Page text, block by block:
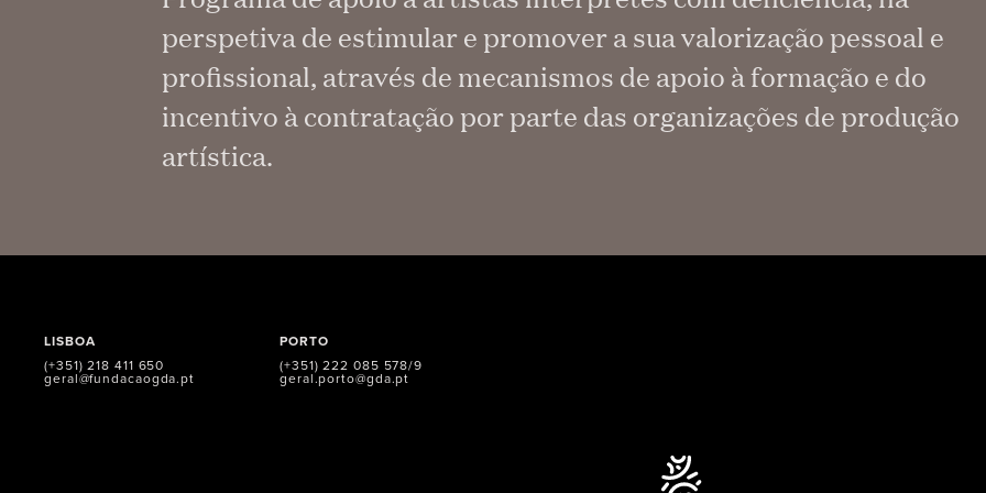
perspetiva de estimular e promover a sua valorização pessoal e
profissional, através de mecanismos de apoio à formação e do
incentivo à contratação por parte das organizações de produção
artística.
LISBOA
(+351) 218 411 650
geral@fundacaogda.pt
PORTO
(+351) 222 085 578/9
geral.porto@gda.pt